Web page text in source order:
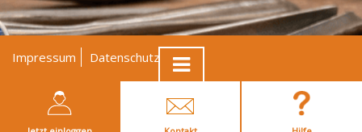
Impressum Datenschutz
AGB